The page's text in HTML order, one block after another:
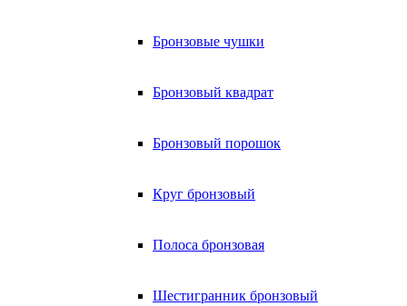
Бронзовые чушки
Бронзовый квадрат
Бронзовый порошок
Круг бронзовый
Полоса бронзовая
Шестигранник бронзовый